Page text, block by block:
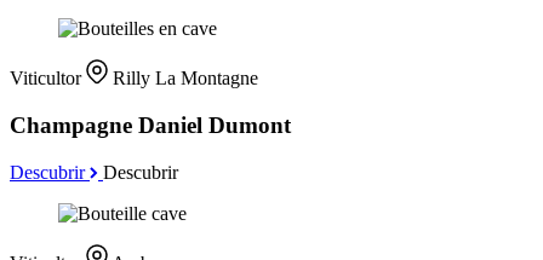
Viticultor Rilly La Montagne
Champagne Daniel Dumont
Descubrir Descubrir